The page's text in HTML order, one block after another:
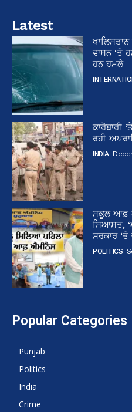
Latest
ਵਾਸਨ ‘ਤੇ
ਹਨ ਹਮਲੇ
ਕਾਰੋਬਾਰੀ
ਰਹੀ
INDIA
ਸਕੂਲ ਆਫ਼
ਸਿਆਸਤ,
ਸਰਕਾਰ
POLITICS
Popular Categories
Punjab
Politics
India
Crime